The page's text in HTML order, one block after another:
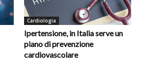
Cardiologia
Ipertensione, in Italia serve un
piano di prevenzione
cardiovascolare